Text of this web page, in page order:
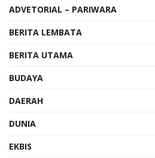
ADVETORIAL – PARIWARA
BERITA LEMBATA
BERITA UTAMA
BUDAYA
DAERAH
DUNIA
EKBIS